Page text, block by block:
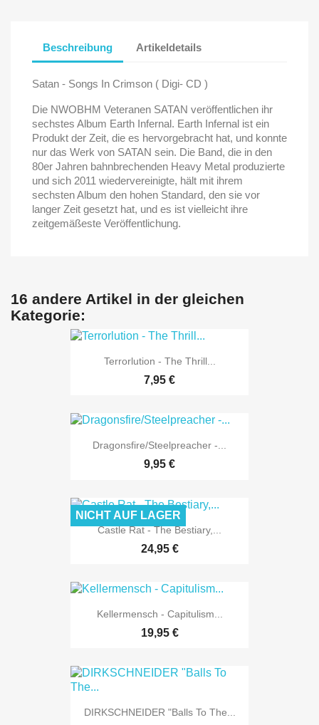
Beschreibung Artikeldetails
Satan - Songs In Crimson ( Digi- CD )
Die NWOBHM Veteranen SATAN veröffentlichen ihr
sechstes Album Earth Infernal. Earth Infernal ist ein
Produkt der Zeit, die es hervorgebracht hat, und konnte
nur das Werk von SATAN sein. Die Band, die in den
80er Jahren bahnbrechenden Heavy Metal produzierte
und sich 2011 wiedervereinigte, hält mit ihrem
sechsten Album den hohen Standard, den sie vor
langer Zeit gesetzt hat, und es ist vielleicht ihre
zeitgemäßeste Veröffentlichung.
16 andere Artikel in der gleichen
Kategorie:
Terrorlution - The Thrill...
7,95 €
Dragonsfire/Steelpreacher -...
9,95 €
Castle Rat - The Bestiary,...
24,95 €
NICHT AUF LAGER
Kellermensch - Capitulism...
19,95 €
DIRKSCHNEIDER "Balls To The...